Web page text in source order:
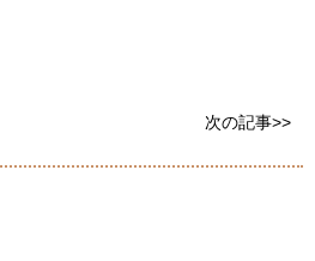
次の記事>>